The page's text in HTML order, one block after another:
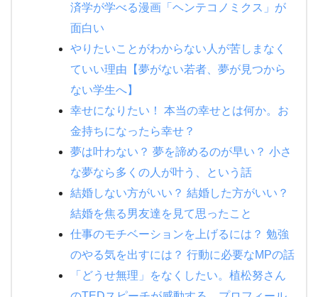
済学が学べる漫画「ヘンテコノミクス」が
面白い
やりたいことがわからない人が苦しまなく
ていい理由【夢がない若者、夢が見つから
ない学生へ】
幸せになりたい！ 本当の幸せとは何か。お
金持ちになったら幸せ？
夢は叶わない？ 夢を諦めるのが早い？ 小さ
な夢なら多くの人が叶う、という話
結婚しない方がいい？ 結婚した方がいい？
結婚を焦る男友達を見て思ったこと
仕事のモチベーションを上げるには？ 勉強
のやる気を出すには？ 行動に必要なMPの話
「どうせ無理」をなくしたい。植松努さん